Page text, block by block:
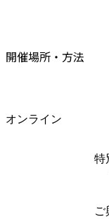
開催場所・方法
オンライン
特
ご